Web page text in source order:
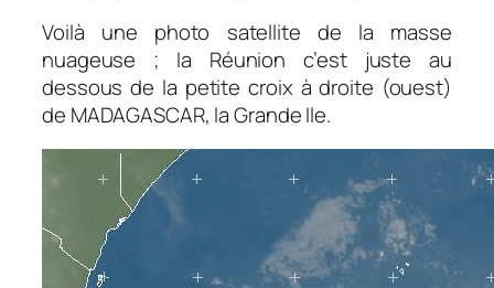
Voilà une photo satellite de la masse
nuageuse ; la Réunion c’est juste au
dessous de la petite croix à droite (ouest)
de MADAGASCAR, la Grande Ile.